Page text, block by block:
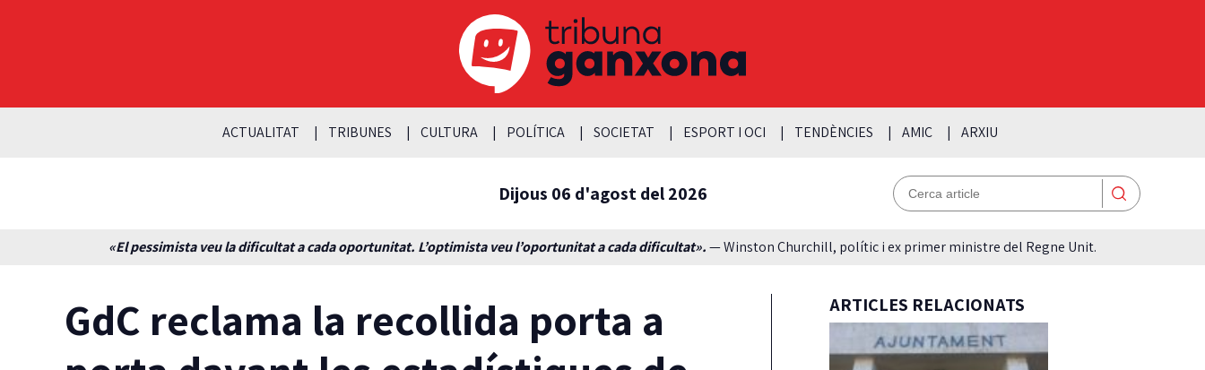
ACTUALITAT TRIBUNES CULTURA POLÍTICA SOCIETAT ESPORT I OCI TENDÈNCIES AMIC ARXIU
Dijous 06 d'agost del 2026
«El pessimista veu la dificultat a cada oportunitat. L’optimista veu l’oportunitat a cada dificultat».— Winston Churchill, polític i ex primer ministre del Regne Unit.
GdC reclama la recollida porta a
ARTICLES RELACIONATS